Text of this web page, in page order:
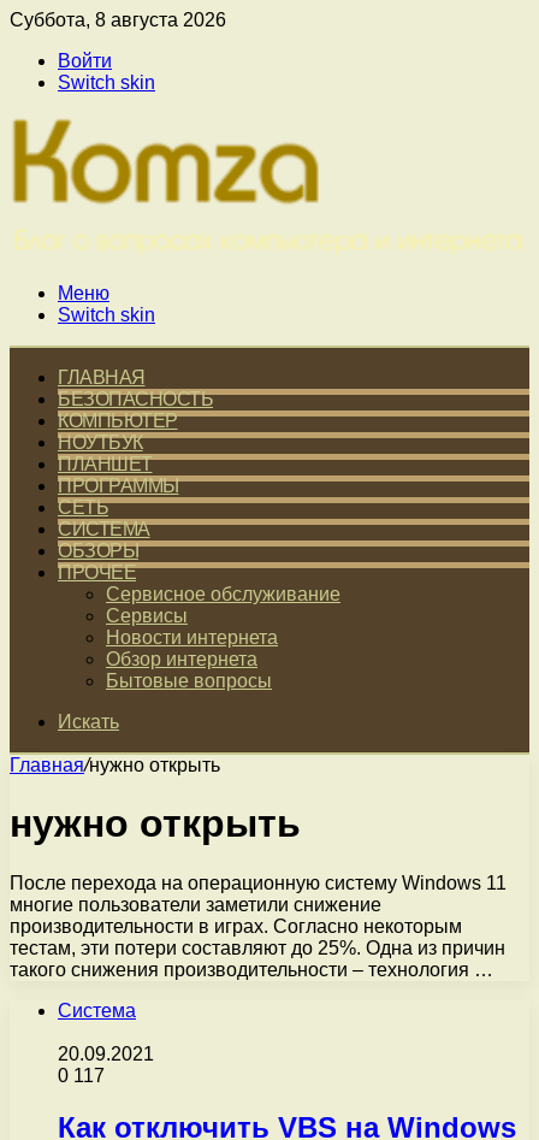
Суббота, 8 августа 2026
Войти
Switch skin
Меню
Switch skin
ГЛАВНАЯ
БЕЗОПАСНОСТЬ
КОМПЬЮТЕР
НОУТБУК
ПЛАНШЕТ
ПРОГРАММЫ
СЕТЬ
СИСТЕМА
ОБЗОРЫ
ПРОЧЕЕ
Сервисное обслуживание
Сервисы
Новости интернета
Обзор интернета
Бытовые вопросы
Искать
Главная/нужно открыть
нужно открыть
После перехода на операционную систему Windows 11
многие пользователи заметили снижение
производительности в играх. Согласно некоторым
тестам, эти потери составляют до 25%. Одна из причин
такого снижения производительности – технология …
Система
20.09.2021
0 117
Как отключить VBS на Windows